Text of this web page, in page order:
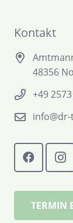
Kontakt
48356
+49
TERMIN